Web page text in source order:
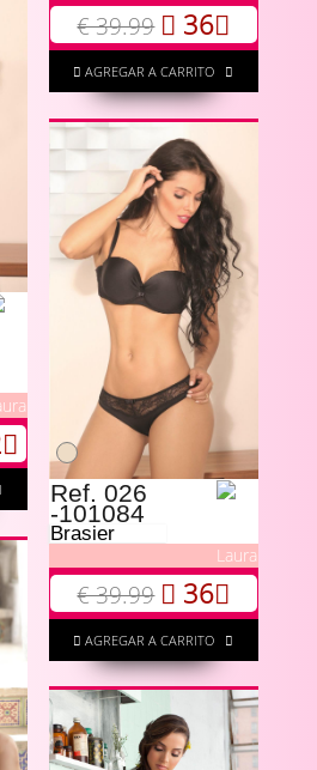
€ 39.99 36
AGREGAR A CARRITO
Ref. 026
-101084
Brasier
Laura
€ 39.99 36
AGREGAR A CARRITO